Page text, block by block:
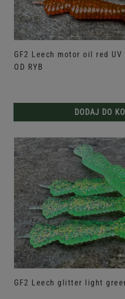
GF2 Leech motor oil red
OD RYB
DODAJ DO
GF2 Leech glitter light